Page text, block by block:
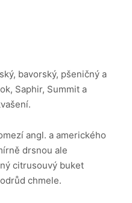
bavorský, pšeničný a
Saphir, Summit a
angl. a amerického
drsnou ale
citrusouvý buket
chmele.